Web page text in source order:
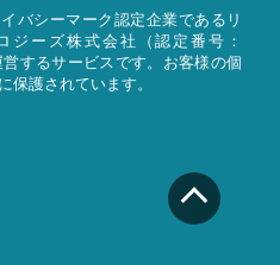
バシーマーク認定企業であるリ
ジーズ株式会社（認定番号：
営するサービスです。お客様の個
保護されています。